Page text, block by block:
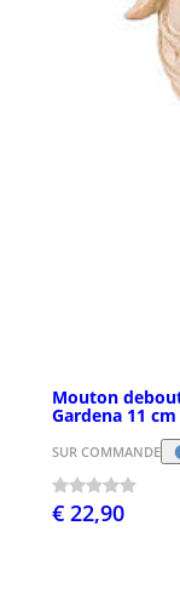
Mouton
Gardena 11 cm
SUR COMMANDE
€ 22,90